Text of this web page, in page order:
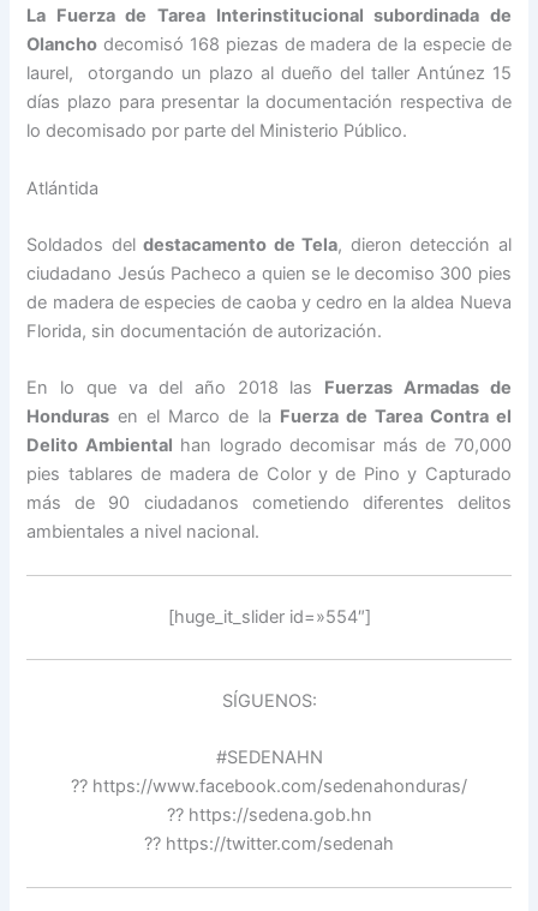
La Fuerza de Tarea Interinstitucional subordinada de
Olancho decomisó 168 piezas de madera de la especie de
laurel, otorgando un plazo al dueño del taller Antúnez 15
días plazo para presentar la documentación respectiva de
lo decomisado por parte del Ministerio Público.
Atlántida
Soldados deldestacamento de Tela, dieron detección al
ciudadano Jesús Pacheco a quien se le decomiso 300 pies
de madera de especies de caoba y cedro en la aldea Nueva
Florida, sin documentación de autorización.
En lo que va del año 2018 las Fuerzas Armadas de
Honduras en el Marco de la Fuerza de Tarea Contra el
Delito Ambiental han logrado decomisar más de 70,000
pies tablares de madera de Color y de Pino y Capturado
más de 90 ciudadanos cometiendo diferentes delitos
ambientales a nivel nacional.
[huge_it_slider id=»554″]
SÍGUENOS:
#SEDENAHN
?? https://www.facebook.com/sedenahonduras/
?? https://sedena.gob.hn
?? https://twitter.com/sedenah